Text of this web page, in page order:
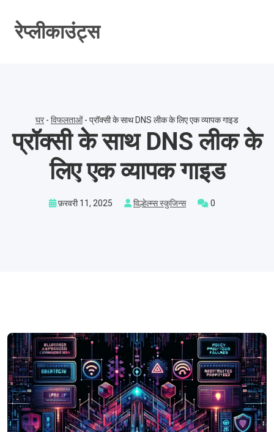
रेप्लीकाउंट्स
घर- विफलताओं- प्रॉक्सी के साथ DNS लीक के लिए एक व्यापक गाइड
प्रॉक्सी के साथ DNS लीक के
लिए एक व्यापक गाइड
फ़रवरी 11, 2025 विल्हेल्म्स स्कुजिन्स 0